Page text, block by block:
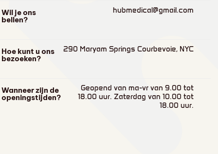
Wil je ons
bellen?
hubmedical@gmail.com
Hoe kunt u ons
bezoeken?
290 Maryam Springs Courbevoie, NYC
Wanneer zijn de
openingstijden?
Geopend van ma-vr van 9.00 tot
18.00 uur. Zaterdag van 10.00 tot
18.00 uur.